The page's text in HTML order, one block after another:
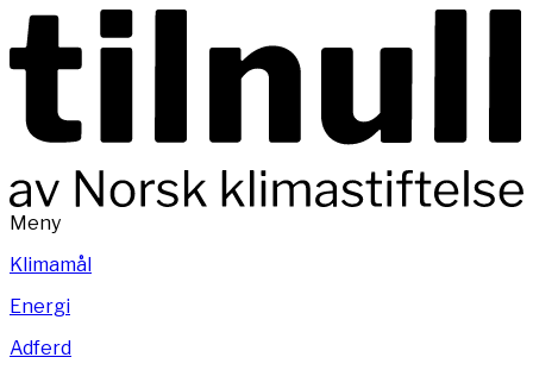
Meny
Klimamål
Energi
Adferd